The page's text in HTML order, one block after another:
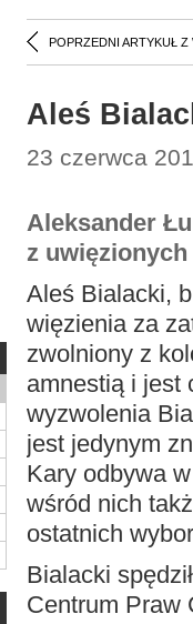
POPRZEDNI ARTYKUŁ Z
Aleś
23 czerwca
Aleksander
z
Aleś Bialacki,
więzienia za
zwolniony z
amnestią i jest
wyzwolenia
jest jedynym
Kary odbywa
wśród nich
ostatnich
Bialacki
Centrum Praw